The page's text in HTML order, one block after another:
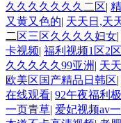
久久久久久久久二区|
又黄又色的| 天天日,天
二区三区久久久久妇女|
卡视频| 福利视频1区2
久久久久久99亚洲 | 天
欧美区国产精品日韩区|
在线观看| 92午夜福利
一页青草| 爱妃视频av